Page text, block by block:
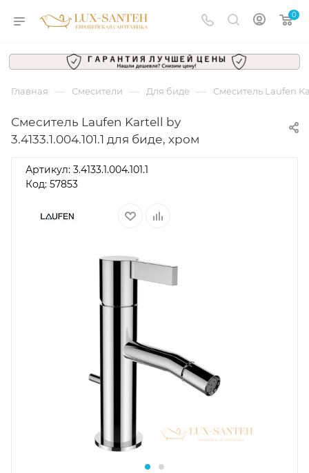
0
Главная — Смесители — Для биде — Смеситель Laufen
Смеситель Laufen Kartell by
3.4133.1.004.101.1 для биде, хром
Артикул: 3.4133.1.004.101.1
Код: 57853